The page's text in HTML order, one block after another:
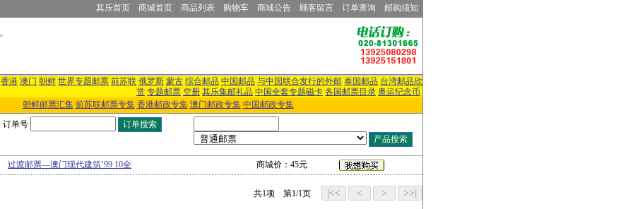
其乐首页 商城首页 商品列表 购物车 商城公告 顾客留言 订单查询 邮购须知
香港 澳门 朝鲜 世界专题邮票 前苏联 俄罗斯 蒙古 综合邮品 中国邮品 与中国联合发行的外邮 泰国邮品 台湾邮品欣
赏 专题邮票 空册 其乐集邮礼品 中国全套专题磁卡 各国邮票目录 奥运纪念币
朝鲜邮票汇集 前苏联邮票专集 香港邮政专集 澳门邮政专集 中国邮政专集
订单号
过渡邮票—澳门现代建筑’99 10全 商城价：45元
共1项 第1/1页